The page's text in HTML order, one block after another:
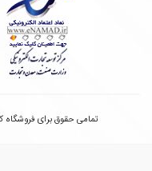
تمامی حقوق برای فروشگاه